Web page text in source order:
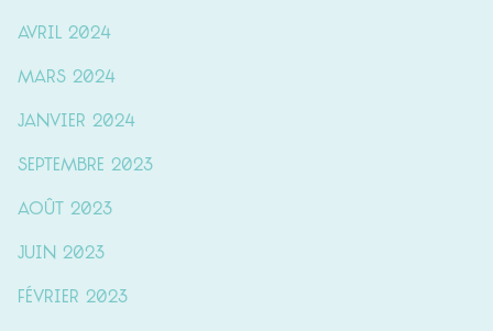
avril 2024
mars 2024
janvier 2024
septembre 2023
août 2023
juin 2023
février 2023